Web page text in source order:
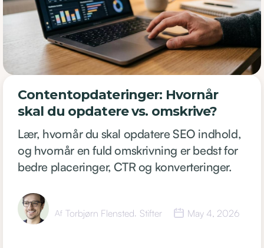
Contentopdateringer: Hvornår
skal du opdatere vs. omskrive?
Lær, hvornår du skal opdatere SEO indhold,
og hvornår en fuld omskrivning er bedst for
bedre placeringer, CTR og konverteringer.
Af Torbjørn Flensted Stifter May 4, 2026